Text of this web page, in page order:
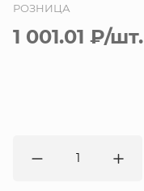
РОЗНИЦА
1 001.01 ₽/шт.